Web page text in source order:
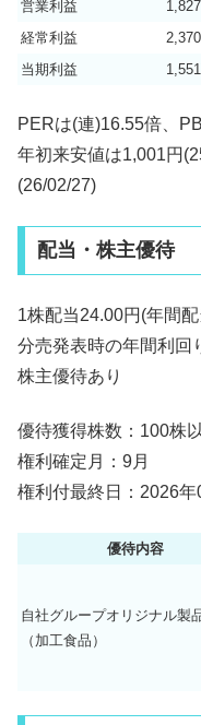
営業利益
経常利益
当期利益
PERは(連)16.55倍、
年初来安値は1,001円
(26/02/27)
配当・株主優待
1株配当24.00円(年間
分売発表時の年間利回
株主優待あり
優待獲得株数：100株
権利確定月：9月
権利付最終日：2026年
優待内容
自社グループオリジナル製
（加工食品）